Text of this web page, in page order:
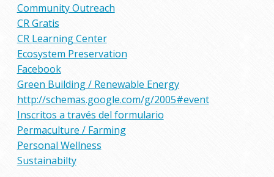
Community Outreach
CR Gratis
CR Learning Center
Ecosystem Preservation
Facebook
Green Building / Renewable Energy
http://schemas.google.com/g/2005#event
Inscritos a través del formulario
Permaculture / Farming
Personal Wellness
Sustainabilty